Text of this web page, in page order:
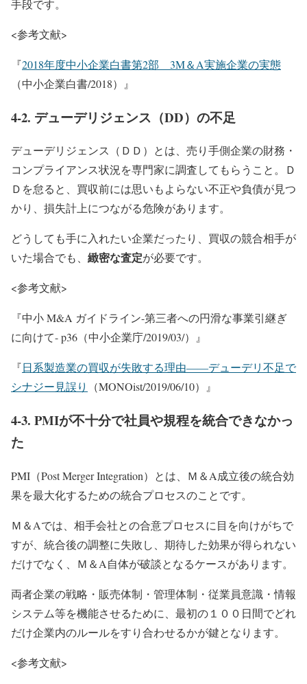
手段です。
<参考文献>
『2018年度中小企業白書第2部 3M＆A実施企業の実態
（中小企業白書/2018）』
4-2. デューデリジェンス（DD）の不足
デューデリジェンス（ＤＤ）とは、売り手側企業の財務・
コンプライアンス状況を専門家に調査してもらうこと。Ｄ
Ｄを怠ると、買収前には思いもよらない不正や負債が見つ
かり、損失計上につながる危険があります。
どうしても手に入れたい企業だったり、買収の競合相手が
いた場合でも、 緻密な査定が必要です。
<参考文献>
『中小 M&A ガイドライン-第三者への円滑な事業引継ぎ
に向けて- p36（中小企業庁/2019/03/）』
『日系製造業の買収が失敗する理由――デューデリ不足で
シナジー見誤り
（MONOist/2019/06/10）』
4-3. PMIが不十分で社員や規程を統合できなかっ
た
PMI（Post Merger Integration）とは、Ｍ＆A成立後の統合効
果を最大化するための統合プロセスのことです。
Ｍ＆Aでは、相手会社との合意プロセスに目を向けがちで
すが、統合後の調整に失敗し、期待した効果が得られない
だけでなく、Ｍ＆A自体が破談となるケースがあります。
両者企業の戦略・販売体制・管理体制・従業員意識・情報
システム等を機能させるために、最初の１００日間でどれ
だけ企業内のルールをすり合わせるかが鍵となります。
<参考文献>